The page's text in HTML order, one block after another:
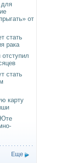
от
стать
рака
стать
карту
Юте
Еще